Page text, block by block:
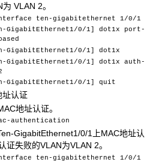
VLAN 2。
ten-gigabitethernet 1/0/1
GigabitEthernet1/0/1] dot1x port-
GigabitEthernet1/0/1] dot1x
GigabitEthernet1/0/1] dot1x auth-
GigabitEthernet1/0/1] quit
认证
地址认证。
authentication
GigabitEthernet1/0/1上MAC地址认
证失败的VLAN为VLAN 2。
ten-gigabitethernet 1/0/1